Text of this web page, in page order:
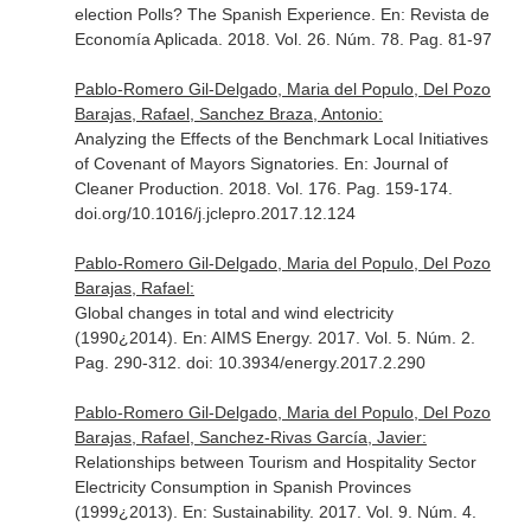
election Polls? The Spanish Experience. En: Revista de
Economía Aplicada . 2018. Vol. 26. Núm. 78. Pag. 81-97
Pablo-Romero Gil-Delgado, Maria del Populo, Del Pozo
Barajas, Rafael, Sanchez Braza, Antonio:
Analyzing the Effects of the Benchmark Local Initiatives
of Covenant of Mayors Signatories. En: Journal of
Cleaner Production . 2018. Vol. 176. Pag. 159-174.
doi.org/10.1016/j.jclepro.2017.12.124
Pablo-Romero Gil-Delgado, Maria del Populo, Del Pozo
Barajas, Rafael:
Global changes in total and wind electricity
(1990¿2014). En: AIMS Energy. 2017. Vol. 5. Núm. 2.
Pag. 290-312. doi: 10.3934/energy.2017.2.290
Pablo-Romero Gil-Delgado, Maria del Populo, Del Pozo
Barajas, Rafael, Sanchez-Rivas García, Javier:
Relationships between Tourism and Hospitality Sector
Electricity Consumption in Spanish Provinces
(1999¿2013). En: Sustainability. 2017. Vol. 9. Núm. 4.